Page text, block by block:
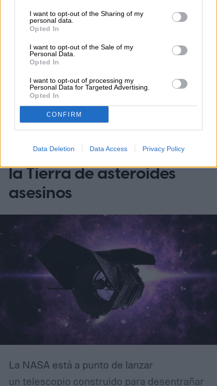
I want to opt-out of the Sharing of my
personal data.
Opted In
I want to opt-out of the Sale of my
Personal Data.
Opted In
I want to opt-out of processing my
Personal Data for Targeted Advertising.
Opted In
CONFIRM
Data Deletion Data Access Privacy Policy
Topics
NoticiasHomepage
ESPACIO
El telescopio espacial
Romano quiere proteger a
la Tierra de asteroides
asesinos
La NASA está a punto de lanzar
un telescopio construido para desentrañar